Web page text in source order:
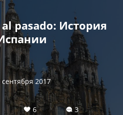
pasado: История
сентября 2017
6 3